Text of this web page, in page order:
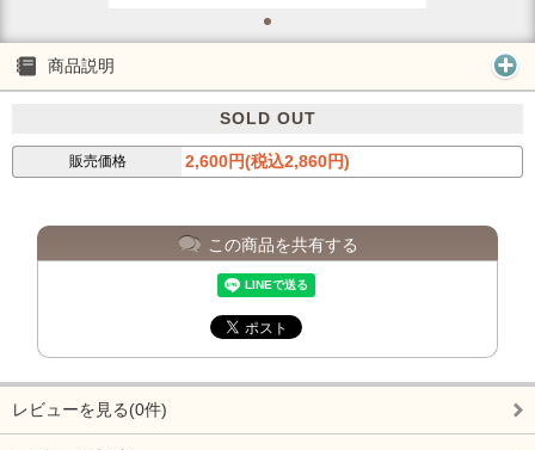
商品説明
SOLD OUT
販売価格 2,600円(税込2,860円)
この商品を共有する
レビューを見る(0件)